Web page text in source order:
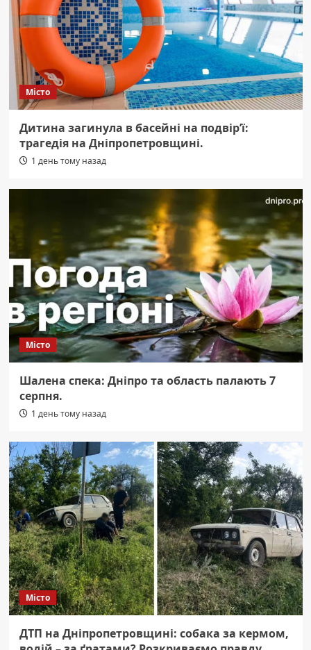
Місто
Дитина загинула в басейні на подвір’ї:
трагедія на Дніпропетровщині.
1 день тому назад
Місто
Шалена спека: Дніпро та область палають 7
серпня.
1 день тому назад
Місто
ДТП на Дніпропетровщині: собака за кермом,